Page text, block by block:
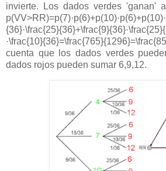
invierte. Los dados verdes 'ganan'
cuenta que los dados verdes
dados rojos pueden sumar 6,9,12.